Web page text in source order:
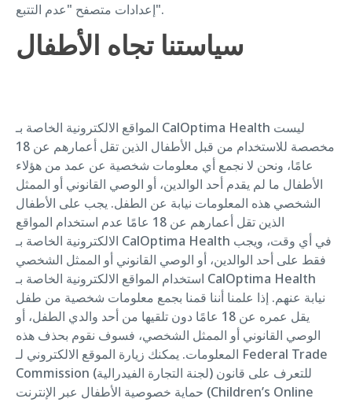
إعدادات متصفح "عدم التتبع".
سياستنا تجاه الأطفال
المواقع الالكترونية الخاصة بـ CalOptima Health ليست
مخصصة للاستخدام من قبل الأطفال الذين تقل أعمارهم عن 18
عامًا، ونحن لا نجمع أي معلومات شخصية عن عمد من هؤلاء
الأطفال ما لم يقدم أحد الوالدين، أو الوصي القانوني أو الممثل
الشخصي هذه المعلومات نيابة عن الطفل. يجب على الأطفال
الذين تقل أعمارهم عن 18 عامًا عدم استخدام المواقع
الالكترونية الخاصة بـ CalOptima Health في أي وقت، ويجب
فقط على أحد الوالدين، أو الوصي القانوني أو الممثل الشخصي
استخدام المواقع الالكترونية الخاصة بـ CalOptima Health
نيابة عنهم. إذا علمنا أننا قمنا بجمع معلومات شخصية من طفل
يقل عمره عن 18 عامًا دون تلقيها من أحد والدي الطفل، أو
الوصي القانوني أو الممثل الشخصي، فسوف نقوم بحذف هذه
المعلومات. يمكنك زيارة الموقع الالكتروني لـ Federal Trade
Commission (لجنة التجارة الفيدرالية) للتعرف على قانون
حماية خصوصية الأطفال عبر الإنترنت (Children’s Online